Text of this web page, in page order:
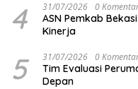
4 31/07/2026 0
ASN Pemkab
Kinerja
5 31/07/2026 0
Tim Evaluasi
Depan